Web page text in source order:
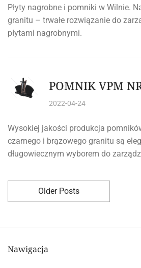
Płyty nagrobne i pomniki w Wilnie.
granitu – trwałe rozwiązanie do
płytami nagrobnymi.
POMNIK VPM
2022-04-24
Wysokiej jakości produkcja
czarnego i brązowego granitu są
długowiecznym wyborem do
Older Posts
Nawigacja